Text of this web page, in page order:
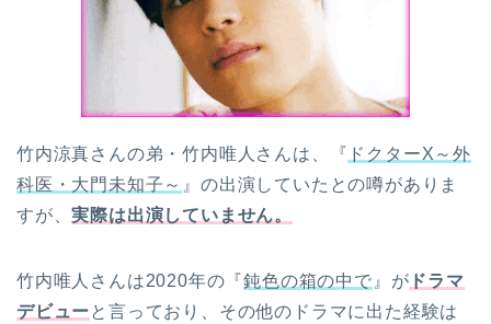
竹内涼真さんの弟・竹内唯人さんは、『 ドクターX～外
科医・大門未知子～ 』の出演していたとの噂がありま
すが、実際は出演していません。
竹内唯人さんは2020年の『鈍色の箱の中で』が ドラマ
デビューと言っており、その他のドラマに出た経験は